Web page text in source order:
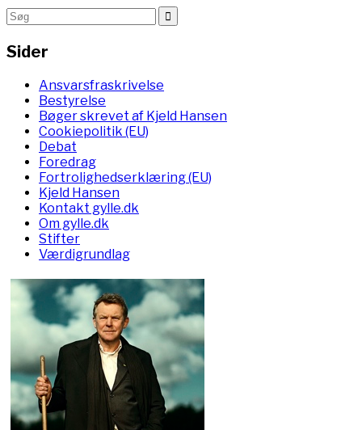
Sider
Ansvarsfraskrivelse
Bestyrelse
Bøger skrevet af Kjeld Hansen
Cookiepolitik (EU)
Debat
Foredrag
Fortrolighedserklæring (EU)
Kjeld Hansen
Kontakt gylle.dk
Om gylle.dk
Stifter
Værdigrundlag